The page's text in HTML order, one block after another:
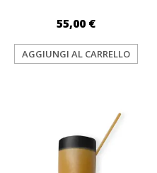
55,00 €
AGGIUNGI AL CARRELLO